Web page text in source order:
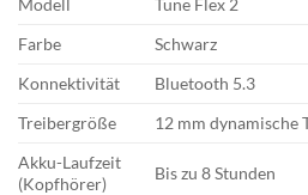
Farbe
Schwarz
Konnektivität
Bluetooth 5.3
Treibergröße
12 mm dynamische
Akku-Laufzeit
(Kopfhörer)
Bis zu 8 Stunden